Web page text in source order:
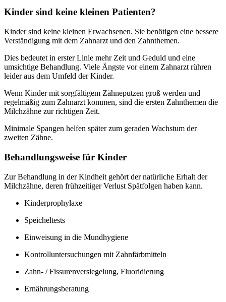
Kinder sind keine kleinen Patienten?
Kinder sind keine kleinen Erwachsenen. Sie benötigen eine bessere
Verständigung mit dem Zahnarzt und den Zahnthemen.
Dies bedeutet in erster Linie mehr Zeit und Geduld und eine
umsichtige Behandlung. Viele Ängste vor einem Zahnarzt rühren
leider aus dem Umfeld der Kinder.
Wenn Kinder mit sorgfältigem Zähneputzen groß werden und
regelmäßig zum Zahnarzt kommen, sind die ersten Zahnthemen die
Milchzähne zur richtigen Zeit.
Minimale Spangen helfen später zum geraden Wachstum der
zweiten Zähne.
Behandlungsweise für Kinder
Zur Behandlung in der Kindheit gehört der natürliche Erhalt der
Milchzähne, deren frühzeitiger Verlust Spätfolgen haben kann.
Kinderprophylaxe
Speicheltests
Einweisung in die Mundhygiene
Kontrolluntersuchungen mit Zahnfärbmitteln
Zahn- / Fissurenversiegelung, Fluoridierung
Ernährungsberatung